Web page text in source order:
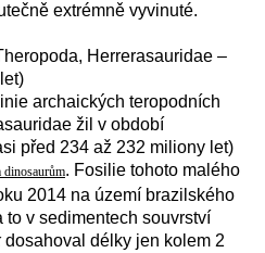
extrémně vyvinuté.
Herrerasauridae –
archaických teropodních
žil v období
před 234 až 232 miliony let)
dinosaurům. Fosilie tohoto malého
2014 na území brazilského
to v sedimentech souvrství
dosahoval délky jen kolem 2